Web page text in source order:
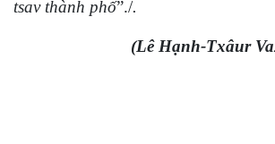
tsav thành phố”./.
(Lê Hạnh-Txâur